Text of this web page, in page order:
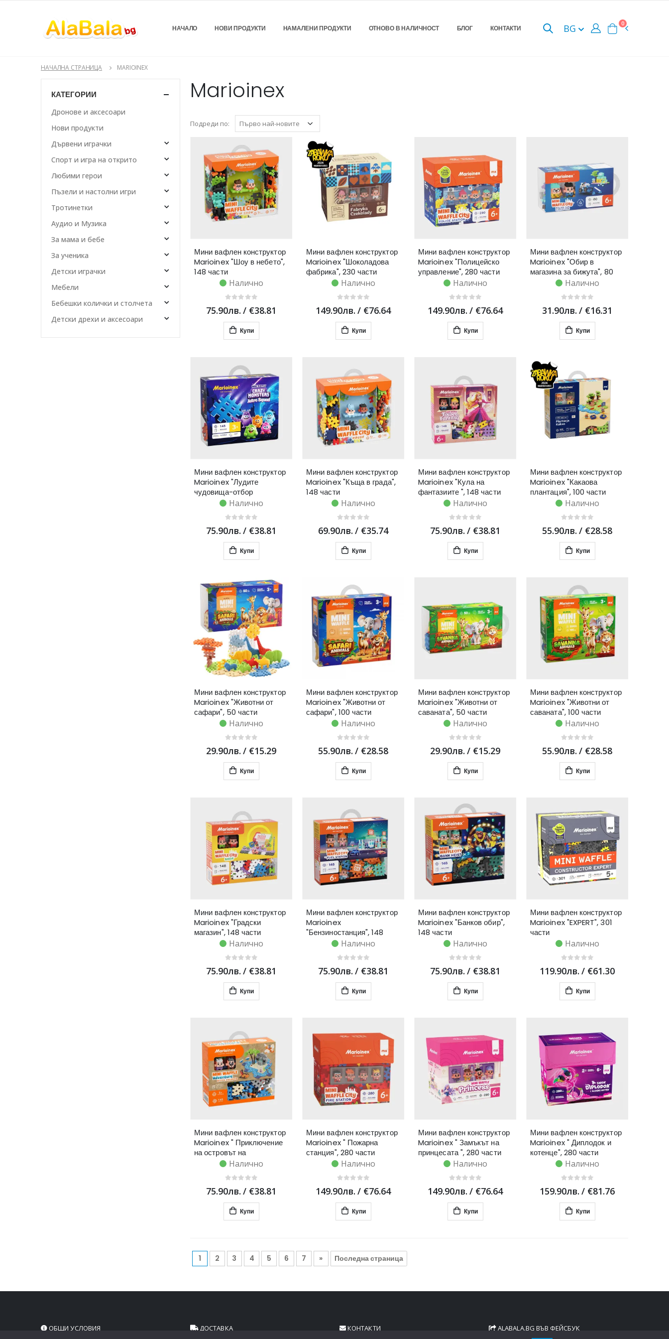
НАЧАЛО НОВИ ПРОДУКТИ НАМАЛЕНИ ПРОДУКТИ ОТНОВО В НАЛИЧНОСТ БЛОГ КОНТАКТИ BG 0
НАЧАЛНА СТРАНИЦА MARIOINEX
Marioinex
Подреди по:
Мини вафлен конструктор
Marioinex "Шоу в небето",
148 части
Налично
75.90лв. / €38.81
Купи
Мини вафлен конструктор
Marioinex "Шоколадова
фабрика", 230 части
Налично
149.90лв. / €76.64
Купи
Мини вафлен конструктор
Marioinex "Полицейско
управление", 280 части
Налично
149.90лв. / €76.64
Купи
Мини вафлен конструктор
Marioinex "Обир в
магазина за бижута", 80
Налично
31.90лв. / €16.31
Купи
Мини вафлен конструктор
Marioinex "Лудите
чудовища-отбор
астронавти", 148 части
Налично
75.90лв. / €38.81
Купи
Мини вафлен конструктор
Marioinex "Къща в града",
148 части
Налично
69.90лв. / €35.74
Купи
Мини вафлен конструктор
Marioinex "Кула на
фантазиите ", 148 части
Налично
75.90лв. / €38.81
Купи
Мини вафлен конструктор
Marioinex "Какаова
плантация", 100 части
Налично
55.90лв. / €28.58
Купи
Мини вафлен конструктор
Marioinex "Животни от
сафари", 50 части
Налично
29.90лв. / €15.29
Купи
Мини вафлен конструктор
Marioinex "Животни от
сафари", 100 части
Налично
55.90лв. / €28.58
Купи
Мини вафлен конструктор
Marioinex "Животни от
саваната", 50 части
Налично
29.90лв. / €15.29
Купи
Мини вафлен конструктор
Marioinex "Животни от
саваната", 100 части
Налично
55.90лв. / €28.58
Купи
Мини вафлен конструктор
Marioinex "Градски
магазин", 148 части
Налично
75.90лв. / €38.81
Купи
Мини вафлен конструктор
Marioinex
"Бензиностанция", 148
Налично
75.90лв. / €38.81
Купи
Мини вафлен конструктор
Marioinex "Банков обир",
148 части
Налично
75.90лв. / €38.81
Купи
Мини вафлен конструктор
Marioinex "EXPERT", 301
части
Налично
119.90лв. / €61.30
Купи
Мини вафлен конструктор
Marioinex " Приключение
на островът на
съкровищата", 148 части
Налично
75.90лв. / €38.81
Купи
Мини вафлен конструктор
Marioinex " Пожарна
станция", 280 части
Налично
149.90лв. / €76.64
Купи
Мини вафлен конструктор
Marioinex " Замъкът на
принцесата ", 280 части
Налично
149.90лв. / €76.64
Купи
Мини вафлен конструктор
Marioinex " Диплодок и
котенце", 280 части
Налично
159.90лв. / €81.76
Купи
1 2 3 4 5 6 7 » Последна страница
КАТЕГОРИИ
Дронове и аксесоари
Нови продукти
Дървени играчки
Спорт и игра на открито
Любими герои
Пъзели и настолни игри
Тротинетки
Аудио и Музика
За мама и бебе
За ученика
Детски играчки
Мебели
Бебешки колички и столчета
Детски дрехи и аксесоари
ОБЩИ УСЛОВИЯ ДОСТАВКА КОНТАКТИ ALABALA.BG ВЪВ ФЕЙСБУК